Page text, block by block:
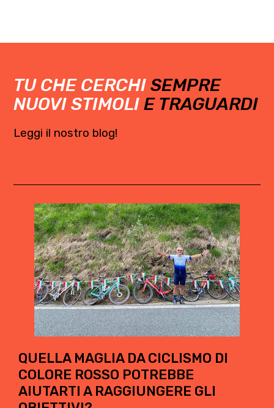
TU CHE CERCHISEMPRE
NUOVI STIMOLIE TRAGUARDI
Leggi il nostro blog!
QUELLA MAGLIA DA CICLISMO DI
COLORE ROSSO POTREBBE
AIUTARTI A RAGGIUNGERE GLI